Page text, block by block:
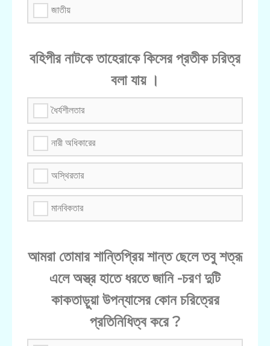
জাতীয়
বহিপীর নাটকে তাহেরাকে কিসের প্রতীক চরিত্র
বলা যায় ।
ধৈর্যশীলতার
নারী অধিকারের
অস্থিরতার
মানবিকতার
আমরা তোমার শান্তিপ্রিয় শান্ত ছেলে তবু শত্রূ
এলে অস্ত্র হাতে ধরতে জানি -চরণ দুটি
কাকতাড়ুয়া উপন্যাসের কোন চরিত্রের
প্রতিনিধিত্ব করে ?